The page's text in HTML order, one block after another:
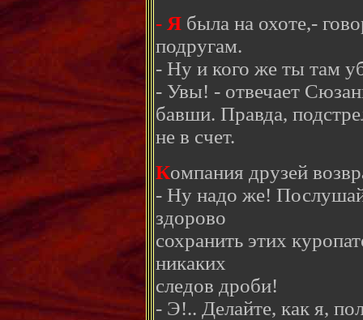
- Я была на охоте,-
подругам.
- Ну и кого же ты там
- Увы! - отвечает
бавши. Правда,
не в счет.
Компания друзей
- Ну надо же!
здорово
сохранить этих
никаких
следов дроби!
- Э!.. Делайте, как я,